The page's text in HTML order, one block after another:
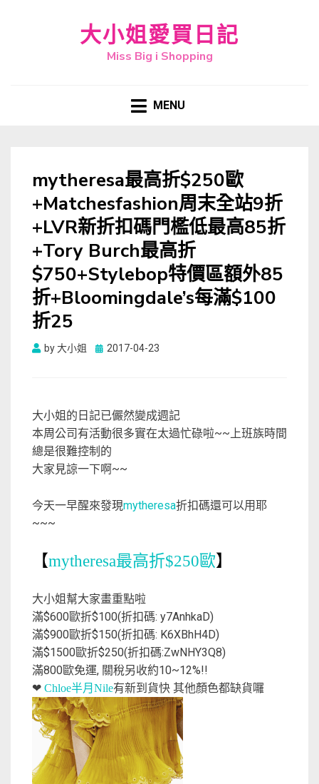
大小姐愛買日記
Miss Big i Shopping
MENU
mytheresa最高折$250歐
+Matchesfashion周末全站9折
+LVR新折扣碼門檻低最高85折
+Tory Burch最高折
$750+Stylebop特價區額外85
折+Bloomingdale’s每滿$100
折25
by大小姐
Posted
2017-04-23
大小姐的日記已儼然變成週記
本周公司有活動很多實在太過忙碌啦~~上班族時間
總是很難控制的
大家見諒一下啊~~
今天一早醒來發現mytheresa折扣碼還可以用耶
~~~
【mytheresa最高折$250歐】
大小姐幫大家畫重點啦
滿$600歐折$100(折扣碼: y7AnhkaD)
滿$900歐折$150(折扣碼: K6XBhH4D)
滿$1500歐折$250(折扣碼:ZwNHY3Q8)
滿800歐免運, 關稅另收約10~12%!!
❤ Chloe半月Nile有新到貨快 其他顏色都缺貨囉